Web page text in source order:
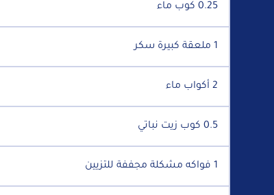
0.25 كوب ماء
1 ملعقة كبيرة سكر
2 أكواب ماء
0.5 كوب زيت نباتي
1 فواكه مشكلة مجففة للتزيين